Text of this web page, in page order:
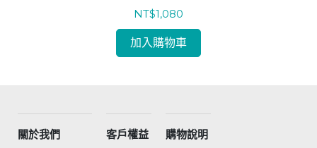
NT$1,080
加入購物車
關於我們 客戶權益 購物說明